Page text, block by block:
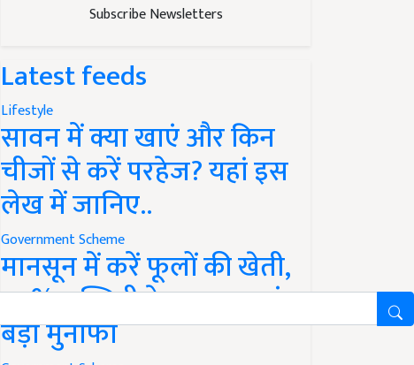
Subscribe Newsletters
Latest feeds
Lifestyle
सावन में क्या खाएं और किन
चीजों से करें परहेज? यहां इस
लेख में जानिए..
Government Scheme
मानसून में करें फूलों की खेती,
50% सब्सिडी के साथ कमाएं
बड़ा मुनाफा